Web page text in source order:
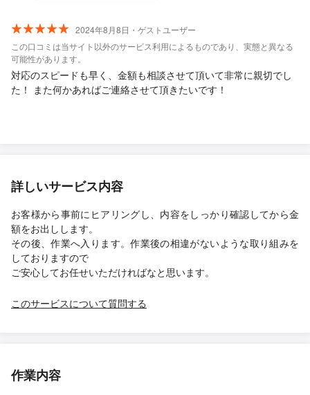
2024年8月8日・ゲストユーザー
この口コミは当サイト以外のサービス利用によるものであり、実態と異なる
可能性があります。
対応のスピードも早く、金額も相談させて頂いて非常に親切でし
た！ また何かあればご連絡させて頂きたいです！
詳しいサービス内容
お客様から事前にヒアリングし、内容をしっかり確認してから金
額をお出しします。
その後、作業へ入ります。作業後の相違がないような取り組みを
しておりますので
ご安心してお任せいただければなと思います。
このサービスについて質問する
作業内容